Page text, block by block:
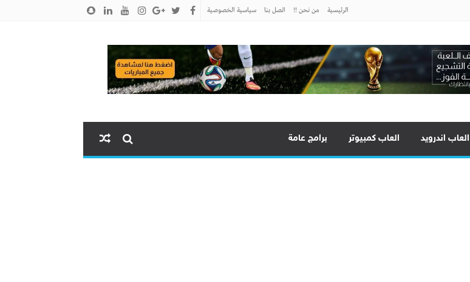
الرئيسية من نحن !! اتصل بنا سياسية الخصوصية
العاب اندرويد العاب كمبيوتر برامج عامة